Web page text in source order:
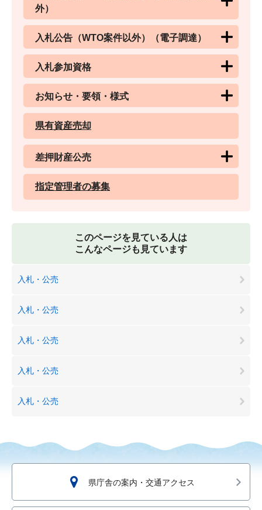
外）
入札公告（WTO案件以外）（電子調達）
入札参加資格
お知らせ・要領・様式
県有資産売却
差押財産公売
指定管理者の募集
このページを見ている人は
こんなページも見ています
入札・公売
入札・公売
入札・公売
入札・公売
入札・公売
県庁舎の案内・交通アクセス